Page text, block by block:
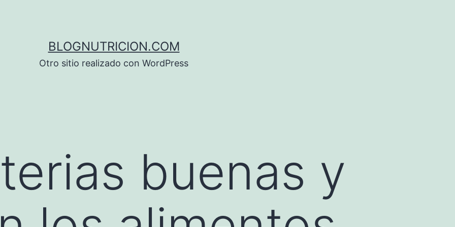
BLOGNUTRICION.COM
Otro sitio realizado con WordPress
buenas y